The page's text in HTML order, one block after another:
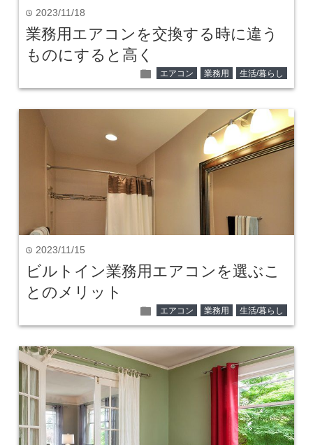
time 2023/11/18
業務用エアコンを交換する時に違う
ものにすると高く
folder エアコン 業務用 生活/暮らし
time 2023/11/15
ビルトイン業務用エアコンを選ぶこ
とのメリット
folder エアコン 業務用 生活/暮らし